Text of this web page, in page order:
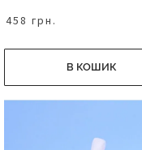
458 грн.
В КОШИК